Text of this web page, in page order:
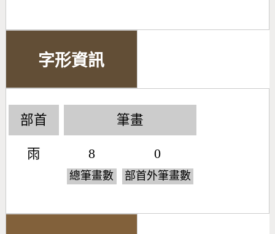
字形資訊
部首
雨
筆畫
8
總筆畫數
0
部首外筆畫數